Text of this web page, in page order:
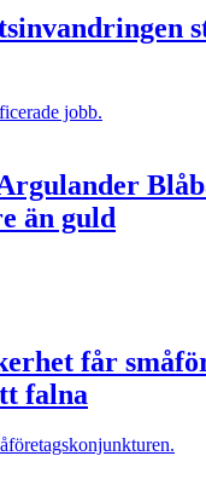
jobb.
än guld
får
falna